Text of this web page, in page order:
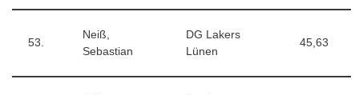
53.
Neiß,
Sebastian
DG Lakers
Lünen
45,63